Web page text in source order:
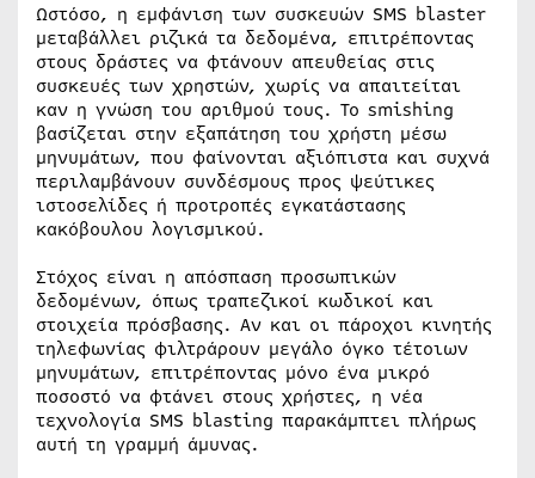
Ωστόσο, η εμφάνιση των συσκευών SMS blaster
μεταβάλλει ριζικά τα δεδομένα, επιτρέποντας
στους δράστες να φτάνουν απευθείας στις
συσκευές των χρηστών, χωρίς να απαιτείται
καν η γνώση του αριθμού τους. Το smishing
βασίζεται στην εξαπάτηση του χρήστη μέσω
μηνυμάτων, που φαίνονται αξιόπιστα και συχνά
περιλαμβάνουν συνδέσμους προς ψεύτικες
ιστοσελίδες ή προτροπές εγκατάστασης
κακόβουλου λογισμικού.
Στόχος είναι η απόσπαση προσωπικών
δεδομένων, όπως τραπεζικοί κωδικοί και
στοιχεία πρόσβασης. Αν και οι πάροχοι κινητής
τηλεφωνίας φιλτράρουν μεγάλο όγκο τέτοιων
μηνυμάτων, επιτρέποντας μόνο ένα μικρό
ποσοστό να φτάνει στους χρήστες, η νέα
τεχνολογία SMS blasting παρακάμπτει πλήρως
αυτή τη γραμμή άμυνας.